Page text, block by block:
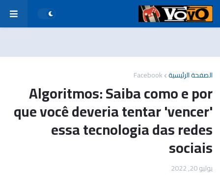
الصفحة الرئيسية Facebook
Algoritmos: Saiba como e por
que você deveria tentar 'vencer'
essa tecnologia das redes
sociais
يوليو 20, 2022